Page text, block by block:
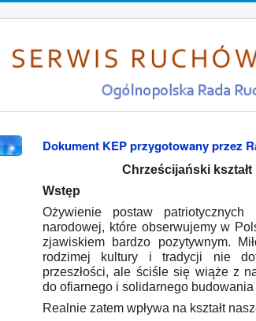
Dokument KEP przygotowany przez
Chrześcijański
Wstęp
Ożywienie postaw
narodowej, które obserwujemy w
zjawiskiem bardzo pozytywnym.
rodzimej kultury i tradycji nie
przeszłości, ale ściśle się wiąże z
do ofiarnego i solidarnego
Realnie zatem wpływa na kształt